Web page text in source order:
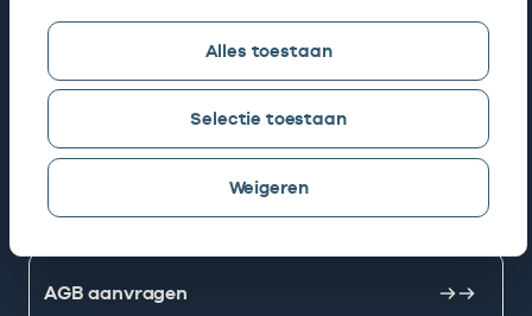
Alles toestaan
Selectie toestaan
Weigeren
Snel naar
AGB zoeken
AGB aanvragen